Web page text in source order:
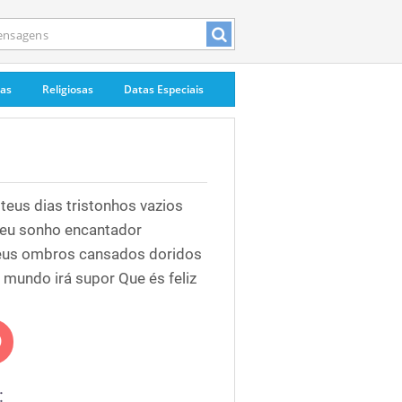
Religiosas Datas Especiais
dias tristonhos vazios
sonho encantador
ombros cansados doridos
irá supor Que és feliz